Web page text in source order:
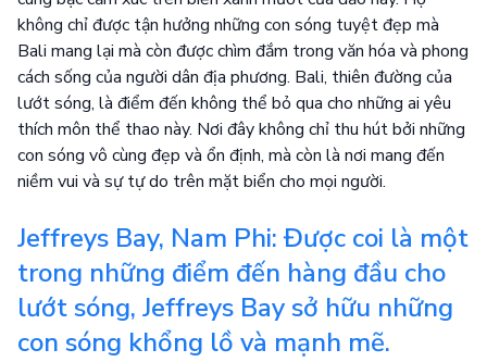
không chỉ được tận hưởng những con sóng tuyệt đẹp mà
Bali mang lại mà còn được chìm đắm trong văn hóa và phong
cách sống của người dân địa phương. Bali, thiên đường của
lướt sóng, là điểm đến không thể bỏ qua cho những ai yêu
thích môn thể thao này. Nơi đây không chỉ thu hút bởi những
con sóng vô cùng đẹp và ổn định, mà còn là nơi mang đến
niềm vui và sự tự do trên mặt biển cho mọi người.
Jeffreys Bay, Nam Phi: Được coi là một
trong những điểm đến hàng đầu cho
lướt sóng, Jeffreys Bay sở hữu những
con sóng khổng lồ và mạnh mẽ.